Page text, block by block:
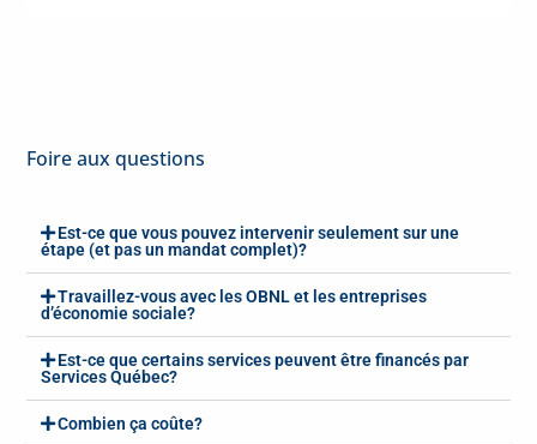
Foire aux questions
Est-ce que vous pouvez intervenir seulement sur une
étape (et pas un mandat complet)?
Travaillez-vous avec les OBNL et les entreprises
d’économie sociale?
Est-ce que certains services peuvent être financés par
Services Québec?
Combien ça coûte?